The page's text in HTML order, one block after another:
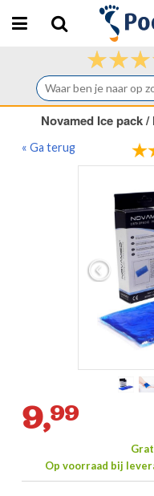
Novamed Ice pack
« Ga terug
9,99
Op voorraad bij